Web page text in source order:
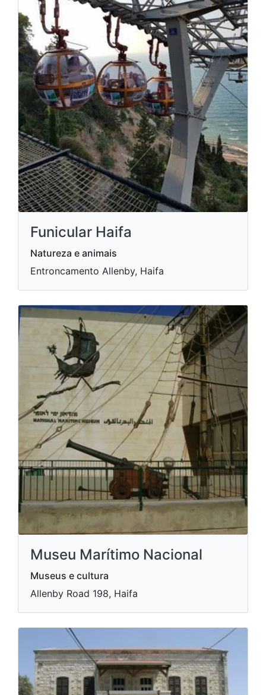
Funicular Haifa
Natureza e animais
Entroncamento Allenby, Haifa
Museu Marítimo Nacional
Museus e cultura
Allenby Road 198, Haifa